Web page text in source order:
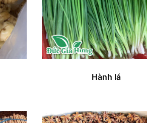
Hành lá